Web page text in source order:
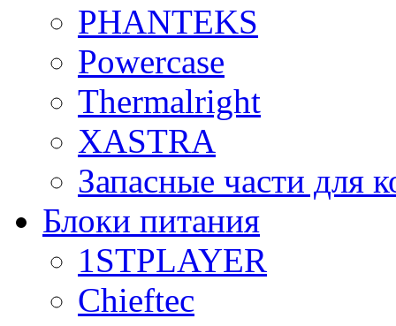
PHANTEKS
Powercase
Thermalright
XASTRA
Запасные части для
Блоки питания
1STPLAYER
Chieftec